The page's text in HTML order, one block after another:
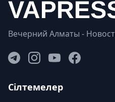
Вечерний Алматы -
Сілтемелер